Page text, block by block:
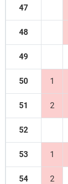
47
48
49
50 1
51 2
52
53 1
54 2